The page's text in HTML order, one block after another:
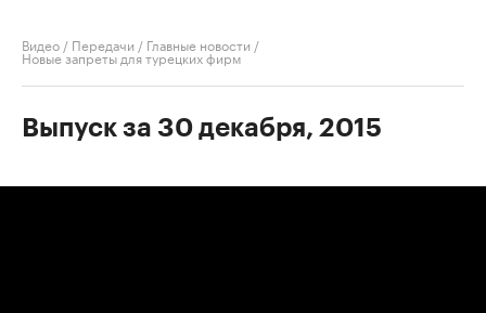
Видео / Передачи / Главные новости /
Новые запреты для турецких фирм
Выпуск за 30 декабря, 2015